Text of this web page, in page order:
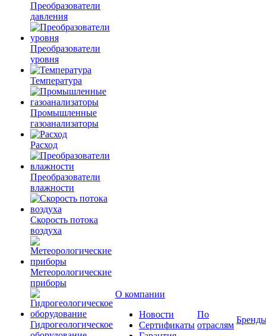
Преобразователи
давления
Преобразователи
уровня
Температура
Промышленные
газоанализаторы
Расход
Преобразователи
влажности
Скорость потока
воздуха
Метеорологические
приборы
Гидрогеологическое
О компании
Новости
Сертификаты
По
отраслям